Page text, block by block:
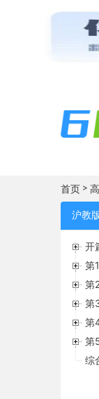
首页 >
沪教
开
第
第
第
第
第
综